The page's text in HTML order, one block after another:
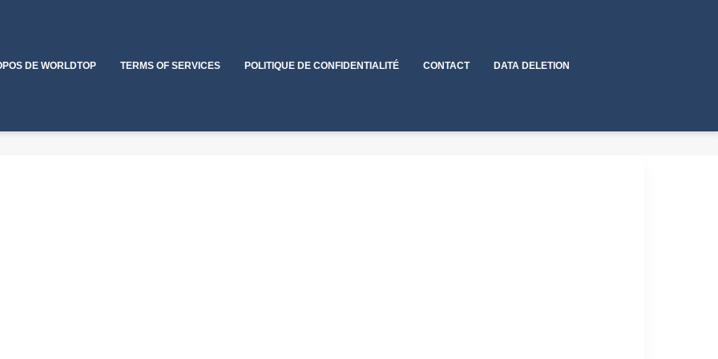
DE WORLDTOP TERMS OF SERVICES POLITIQUE DE CONFIDENTIALITÉ CONTACT DATA DELETION